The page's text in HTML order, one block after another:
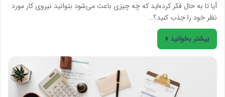
آیا تا به حال فکر کرده‌اید که چه چیزی باعث می‌شود بتوانید نیروی کار مورد
نظر خود را جذب کنید؟…
بیشتر بخوانید »